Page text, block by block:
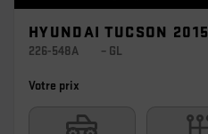
HYUNDAI TUCSON 2015
226-548A – GL
Votre prix